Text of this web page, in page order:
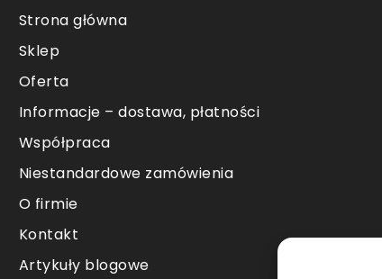
Strona główna
Sklep
Oferta
Informacje – dostawa, płatności
Współpraca
Niestandardowe zamówienia
O firmie
Kontakt
Artykuły blogowe